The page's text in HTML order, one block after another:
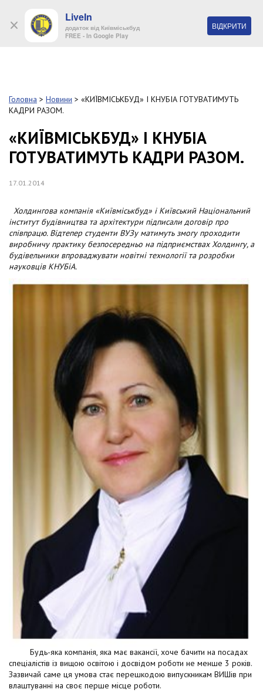
Головна > Новини > «КИЇВМІСЬКБУД» І КНУБІА ГОТУВАТИМУТЬ
КАДРИ РАЗОМ.
«КИЇВМІСЬКБУД» І КНУБІА
ГОТУВАТИМУТЬ КАДРИ РАЗОМ.
17.01.2014
Холдингова компанія «Київміськбуд» і Київський Національний
інститут будівництва та архітектури підписали договір про
співпрацю. Відтепер студенти ВУЗу матимуть змогу проходити
виробничу практику безпосередньо на підприємствах Холдингу, а
будівельники впроваджувати новітні технології та розробки
науковців КНУБіА.
Будь-яка компанія, яка має вакансії, хоче бачити на посадах
спеціалістів із вищою освітою і досвідом роботи не менше 3 років.
Зазвичай саме ця умова стає перешкодою випускникам ВИШів при
влаштуванні на своє перше місце роботи.
LiveIn
додаток від Київміськбуд
FREE - In Google Play
ВІДКРИТИ